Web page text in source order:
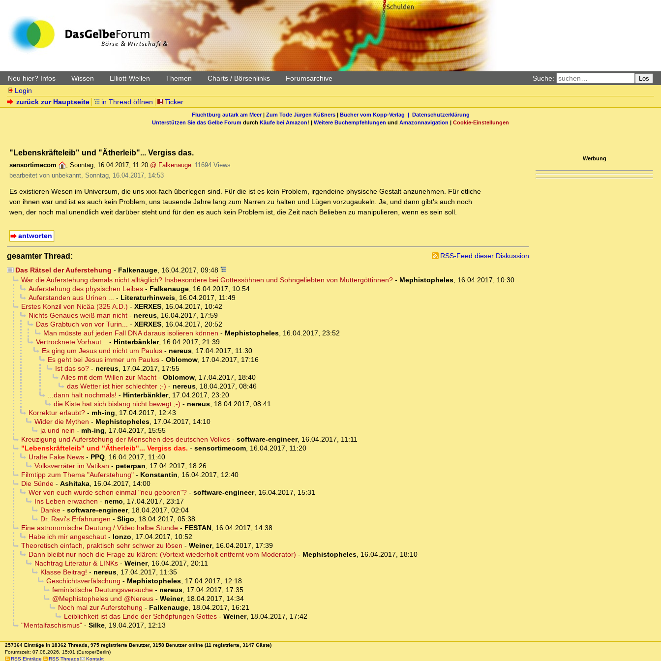
Neu hier? Infos Wissen Elliott-Wellen Themen Charts / Börsenlinks Forumsarchive Suche: Los
Login
zurück zur Hauptseite
in Thread öffnen Ticker
Fluchtburg autark am Meer| Zum Tode Jürgen Küßners| Bücher vom Kopp-Verlag | Datenschutzerklärung
Unterstützen Sie das Gelbe Forum durch Käufe bei Amazon! | Weitere Buchempfehlungen und Amazonnavigation | Cookie-Einstellungen
"Lebenskräfteleib" und "Ätherleib"... Vergiss das.
sensortimecom , Sonntag, 16.04.2017, 11:20 @ Falkenauge 11694 Views
bearbeitet von unbekannt, Sonntag, 16.04.2017, 14:53
Es existieren Wesen im Universum, die uns xxx-fach überlegen sind. Für die ist es kein Problem, irgendeine physische Gestalt anzunehmen. Für etliche
von ihnen war und ist es auch kein Problem, uns tausende Jahre lang zum Narren zu halten und Lügen vorzugaukeln. Ja, und dann gibt's auch noch
wen, der noch mal unendlich weit darüber steht und für den es auch kein Problem ist, die Zeit nach Belieben zu manipulieren, wenn es sein soll.
antworten
gesamter Thread:
RSS-Feed dieser Diskussion
Das Rätsel der Auferstehung - Falkenauge, 16.04.2017, 09:48
War die Auferstehung damals nicht alltäglich? Insbesondere bei Gottessöhnen und Sohngeliebten von Muttergöttinnen?- Mephistopheles, 16.04.2017, 10:30
Auferstehung des physischen Leibes- Falkenauge, 16.04.2017, 10:54
Auferstanden aus Urinen ... - Literaturhinweis, 16.04.2017, 11:49
Erstes Konzil von Nicäa (325 A.D.) - XERXES, 16.04.2017, 10:42
Nichts Genaues weiß man nicht- nereus, 16.04.2017, 17:59
Das Grabtuch von vor Turin... - XERXES, 16.04.2017, 20:52
Man müsste auf jeden Fall DNA daraus isolieren können - Mephistopheles, 16.04.2017, 23:52
Vertrocknete Vorhaut... - Hinterbänkler, 16.04.2017, 21:39
Es ging um Jesus und nicht um Paulus- nereus, 17.04.2017, 11:30
Es geht bei Jesus immer um Paulus- Oblomow, 17.04.2017, 17:16
Ist das so?- nereus, 17.04.2017, 17:55
Alles mit dem Willen zur Macht- Oblomow, 17.04.2017, 18:40
das Wetter ist hier schlechter ;-) - nereus, 18.04.2017, 08:46
...dann halt nochmals! - Hinterbänkler, 17.04.2017, 23:20
die Kiste hat sich bislang nicht bewegt ;-) - nereus, 18.04.2017, 08:41
Korrektur erlaubt?- mh-ing, 17.04.2017, 12:43
Wider die Mythen - Mephistopheles, 17.04.2017, 14:10
ja und nein - mh-ing, 17.04.2017, 15:55
Kreuzigung und Auferstehung der Menschen des deutschen Volkes- software-engineer, 16.04.2017, 11:11
"Lebenskräfteleib" und "Ätherleib"... Vergiss das. - sensortimecom, 16.04.2017, 11:20
Uralte Fake News- PPQ, 16.04.2017, 11:40
Volksverräter im Vatikan - peterpan, 17.04.2017, 18:26
Filmtipp zum Thema "Auferstehung"- Konstantin, 16.04.2017, 12:40
Die Sünde- Ashitaka, 16.04.2017, 14:00
Wer von euch wurde schon einmal "neu geboren"?- software-engineer, 16.04.2017, 15:31
Ins Leben erwachen - nemo, 17.04.2017, 23:17
Danke- software-engineer, 18.04.2017, 02:04
Dr. Ravi's Erfahrungen - Sligo, 18.04.2017, 05:38
Eine astronomische Deutung / Video halbe Stunde- FESTAN, 16.04.2017, 14:38
Habe ich mir angeschaut- lonzo, 17.04.2017, 10:52
Theoretisch einfach, praktisch sehr schwer zu lösen - Weiner, 16.04.2017, 17:39
Dann bleibt nur noch die Frage zu klären: (Vortext wiederholt entfernt vom Moderator) - Mephistopheles, 16.04.2017, 18:10
Nachtrag Literatur & LINKs- Weiner, 16.04.2017, 20:11
Klasse Beitrag! - nereus, 17.04.2017, 11:35
Geschichtsverfälschung - Mephistopheles, 17.04.2017, 12:18
feministische Deutungsversuche- nereus, 17.04.2017, 17:35
@Mephistopheles und @Nereus- Weiner, 18.04.2017, 14:34
Noch mal zur Auferstehung - Falkenauge, 18.04.2017, 16:21
Leiblichkeit ist das Ende der Schöpfungen Gottes- Weiner, 18.04.2017, 17:42
"Mentalfaschismus"- Silke, 19.04.2017, 12:13
Werbung
257364 Einträge in 18362 Threads, 975 registrierte Benutzer, 3158 Benutzer online (11 registrierte, 3147 Gäste)
Forumszeit: 07.08.2026, 15:01 (Europe/Berlin)
RSS Einträge
RSS Threads Kontakt